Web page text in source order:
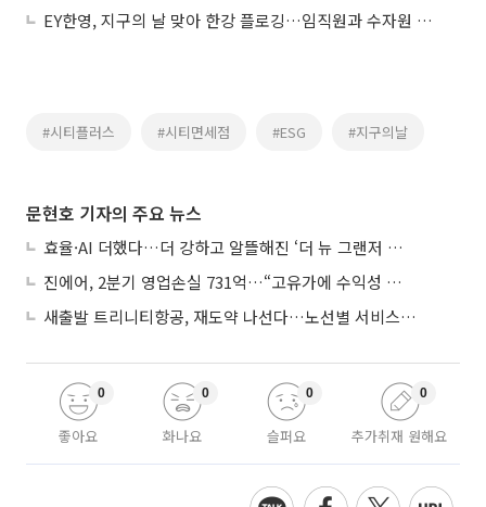
EY한영, 지구의 날 맞아 한강 플로깅…임직원과 수자원 보호 실천
#시티플러스 #시티면세점 #ESG #지구의날
문현호 기자의 주요 뉴스
효율·AI 더했다…더 강하고 알뜰해진 ‘더 뉴 그랜저 하이브리드’
진에어, 2분기 영업손실 731억…“고유가에 수익성 악화”
새출발 트리니티항공, 재도약 나선다…노선별 서비스 차별화
좋아요
0
화나요
0
슬퍼요
0
추가취재 원해요
0